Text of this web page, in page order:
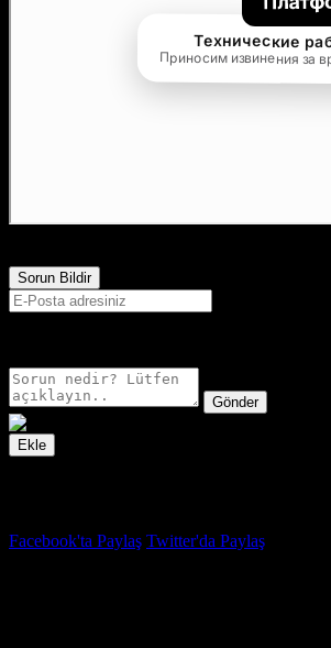
Sorun Bildir
Gönder
Ekle
Facebook'ta Paylaş Twitter'da Paylaş